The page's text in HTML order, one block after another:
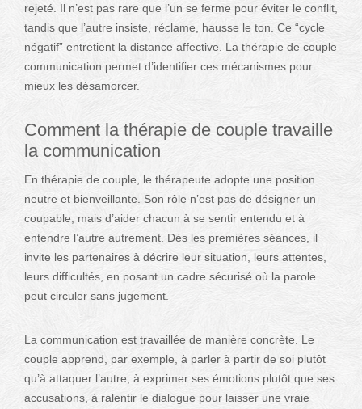
rejeté. Il n’est pas rare que l’un se ferme pour éviter le conflit,
tandis que l’autre insiste, réclame, hausse le ton. Ce “cycle
négatif” entretient la distance affective. La thérapie de couple
communication permet d’identifier ces mécanismes pour
mieux les désamorcer.
Comment la thérapie de couple travaille
la communication
En thérapie de couple, le thérapeute adopte une position
neutre et bienveillante. Son rôle n’est pas de désigner un
coupable, mais d’aider chacun à se sentir entendu et à
entendre l’autre autrement. Dès les premières séances, il
invite les partenaires à décrire leur situation, leurs attentes,
leurs difficultés, en posant un cadre sécurisé où la parole
peut circuler sans jugement.
La communication est travaillée de manière concrète. Le
couple apprend, par exemple, à parler à partir de soi plutôt
qu’à attaquer l’autre, à exprimer ses émotions plutôt que ses
accusations, à ralentir le dialogue pour laisser une vraie